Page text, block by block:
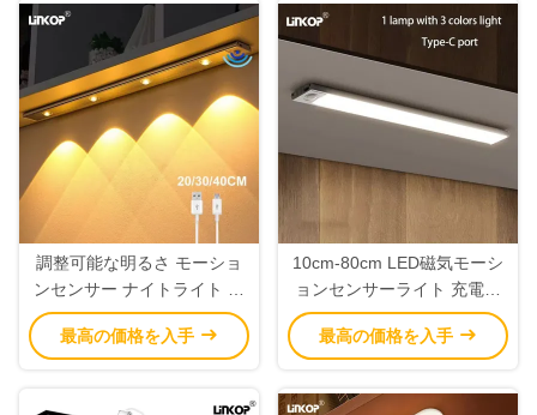
調整可能な明るさ モーショ
ンセンサー ナイトライト マ
ルチ仕様 モーションセンサ
ー クローゼットライト
最高の価格を入手
10cm-80cm LED磁気モーシ
ョンセンサーライト 充電式
120°センサー角度
最高の価格を入手